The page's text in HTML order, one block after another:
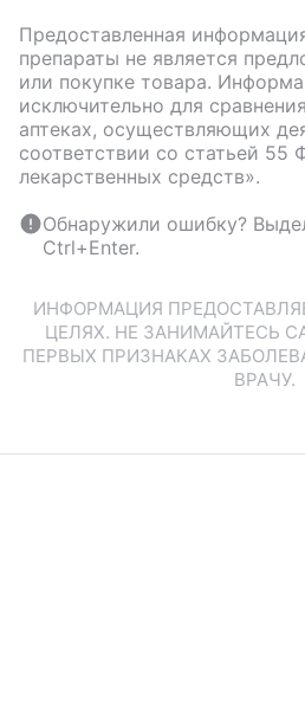
Предоставленная
препараты не является
или покупке товара.
исключительно для
аптеках, осуществляющих
соответствии со статьей
лекарственных средств».
Обнаружили ошибку?
Ctrl+Enter.
ИНФОРМАЦИЯ
ЦЕЛЯХ. НЕ ЗАНИМАЙТЕСЬ
ПЕРВЫХ ПРИЗНАКАХ
ВРАЧУ.